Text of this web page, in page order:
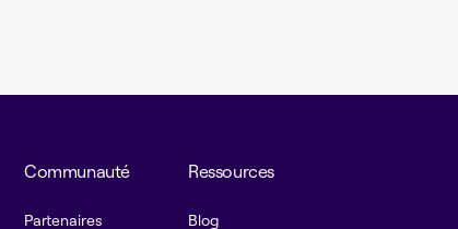
Communauté
Partenaires
Ressources
Blog